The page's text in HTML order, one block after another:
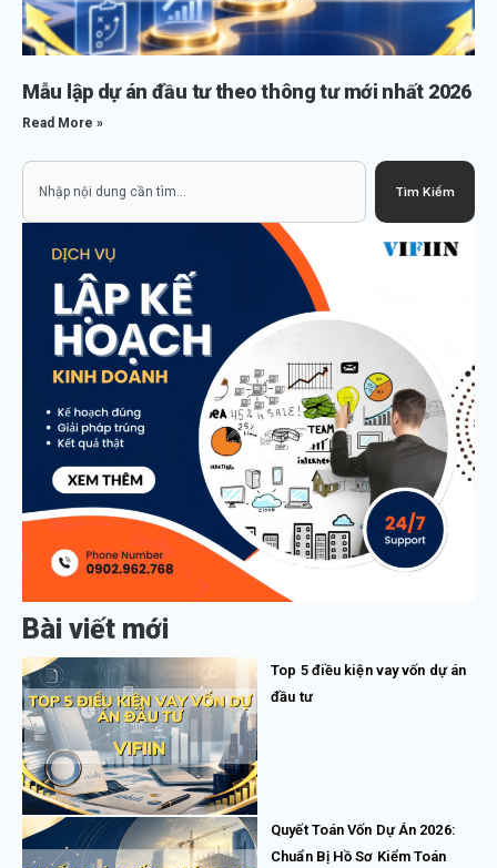
Mẫu lập dự án đầu tư theo thông tư mới nhất 2026
Read More »
Tìm Kiếm
Bài viết mới
Top 5 điều kiện vay vốn dự án
đầu tư
Quyết Toán Vốn Dự Án 2026:
Chuẩn Bị Hồ Sơ Kiểm Toán